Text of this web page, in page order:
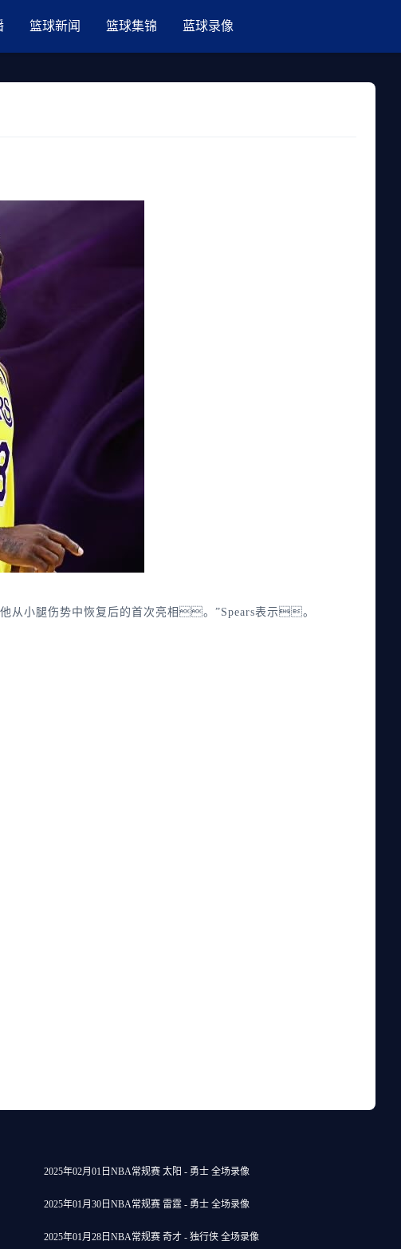
篮球新闻 篮球集锦 蓝球录像
小腿伤势中恢复后的首次亮相。”Spears表示。
2025年02月01日NBA常规赛 太阳 - 勇士 全场录像
2025年01月30日NBA常规赛 雷霆 - 勇士 全场录像
2025年01月28日NBA常规赛 奇才 - 独行侠 全场录像